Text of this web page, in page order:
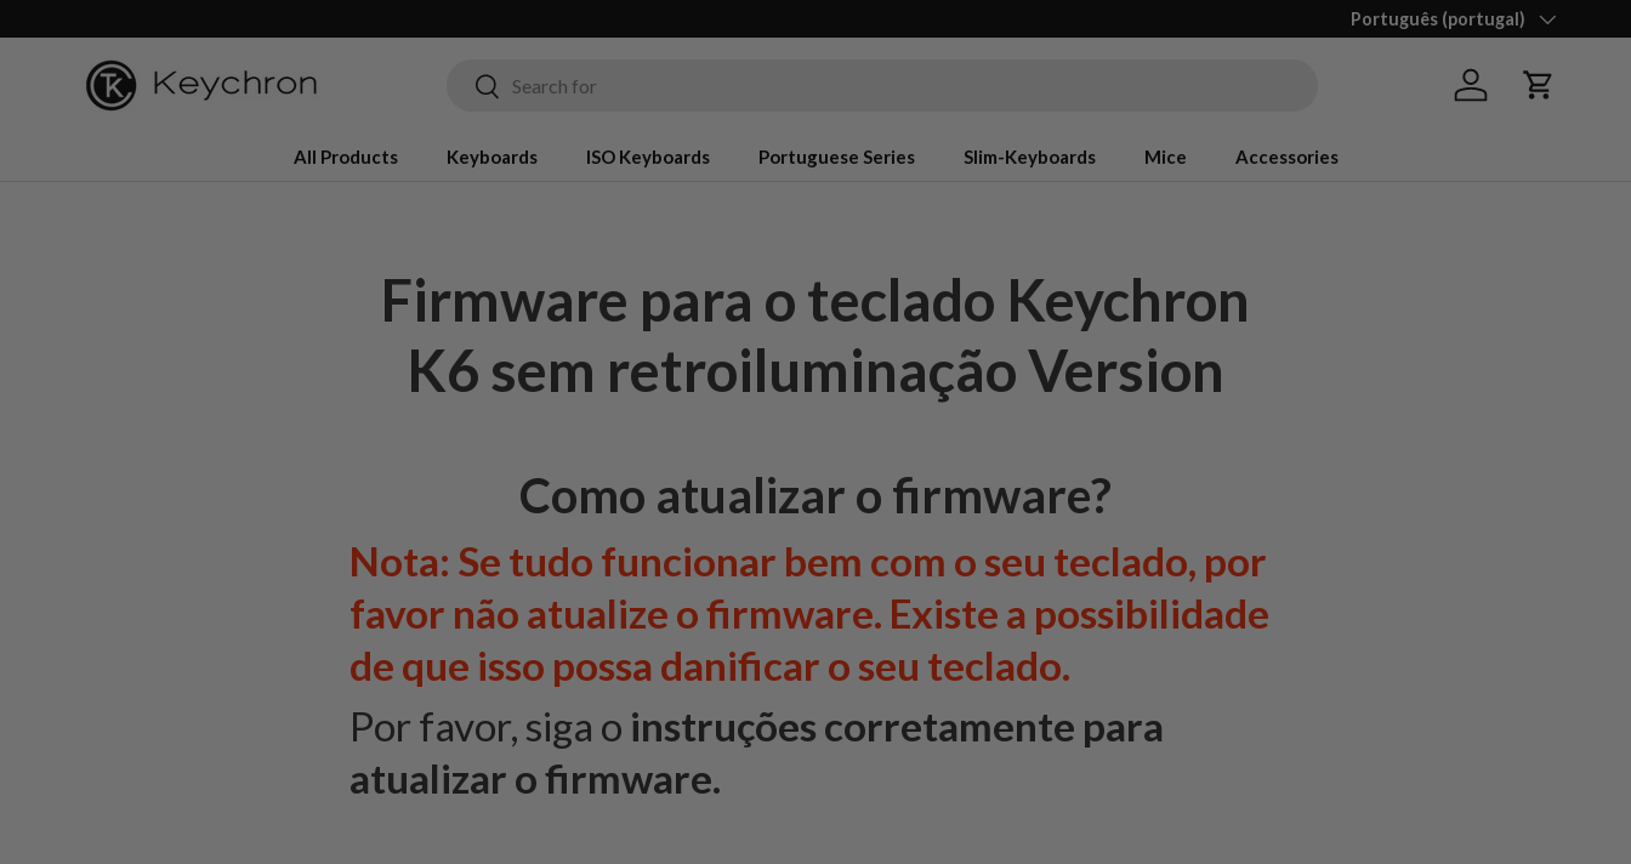
Ir para o conteúdo
Idioma
Português (portugal)
Pesquisar
Pesquisar
Iniciar sessãoCarrinho
All Products Keyboards ISO Keyboards Portuguese Series Slim-Keyboards Mice Accessories
Firmware para o teclado Keychron
K6 sem retroiluminação Version
Como atualizar o firmware?
Nota: Se tudo funcionar bem com o seu teclado, por
favor não atualize o firmware. Existe a possibilidade
de que isso possa danificar o seu teclado.
Por favor, siga o instruções corretamente para
atualizar o firmware.